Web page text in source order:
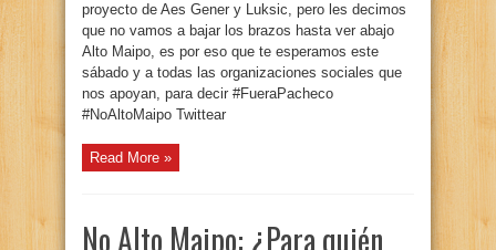
proyecto de Aes Gener y Luksic, pero les decimos
que no vamos a bajar los brazos hasta ver abajo
Alto Maipo, es por eso que te esperamos este
sábado y a todas las organizaciones sociales que
nos apoyan, para decir #FueraPacheco
#NoAltoMaipo Twittear
Read More »
No Alto Maipo: ¿Para quién